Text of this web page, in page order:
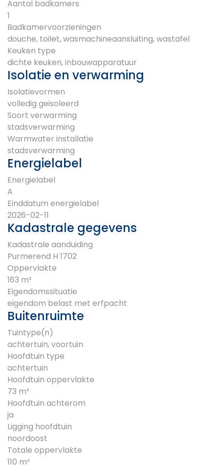
Aantal badkamers
1
Badkamervoorzieningen
douche, toilet, wasmachineaansluiting, wastafel
Keuken type
dichte keuken, inbouwapparatuur
Isolatie en verwarming
Isolatievormen
volledig geisoleerd
Soort verwarming
stadsverwarming
Warmwater installatie
stadsverwarming
Energielabel
Energielabel
A
Einddatum energielabel
2026-02-11
Kadastrale gegevens
Kadastrale aanduiding
Purmerend H 1702
Oppervlakte
163 m²
Eigendomssituatie
eigendom belast met erfpacht
Buitenruimte
Tuintype(n)
achtertuin, voortuin
Hoofdtuin type
achtertuin
Hoofdtuin oppervlakte
73 m²
Hoofdtuin achterom
ja
Ligging hoofdtuin
noordoost
Totale oppervlakte
110 m²